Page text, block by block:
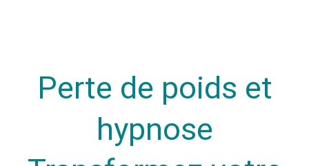
Perte de poids et
hypnose